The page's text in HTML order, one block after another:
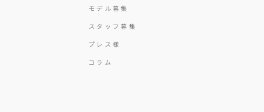
モデル募集
スタッフ募集
プレス様
コラム